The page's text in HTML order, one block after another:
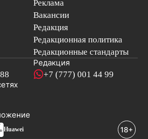
Реклама
Вакансии
Редакция
Редакционная политика
Редакционные стандарты
Редакция
+7 (777) 001 44 99
новостей
Huawei